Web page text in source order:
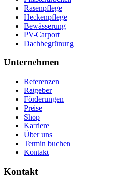
Rasenpflege
Heckenpflege
Bewässerung
PV-Carport
Dachbegrünung
Unternehmen
Referenzen
Ratgeber
Förderungen
Preise
Shop
Karriere
Über uns
Termin buchen
Kontakt
Kontakt